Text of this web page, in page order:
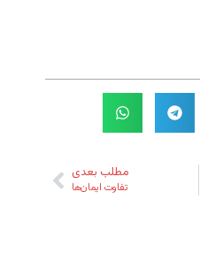
مطلب بعدی
تفاوت ایمان‌ها